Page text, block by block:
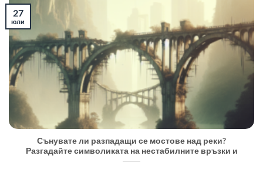
Сънувате ли разпадащи се мостове над реки?
Разгадайте символиката на нестабилните връзки и
27
юли